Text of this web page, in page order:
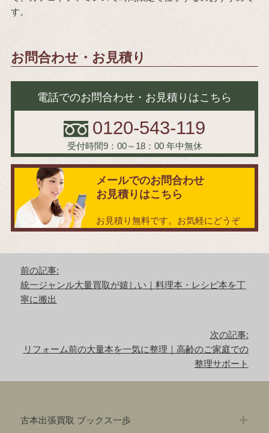
す。
お問合わせ・お見積り
電話でのお問合わせ・お見積りはこちら
0120-543-119
受付時間9：00～18：00 年中無休
メールでのお問合わせ
お見積りはこちら
お見積り無料です。お気軽にどうぞ
前の記事:
前
の
統一ジャンル大量買取が嬉しい｜料理本・レシピ本を丁
寧に搬出
次の記事:
次
リフォーム前の大量本を一気に整理｜高齢のご家庭での
整理サポート
古本出張買取 ブックス一歩